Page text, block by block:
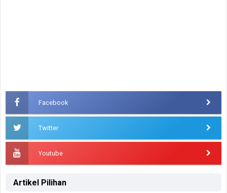
Facebook
Twitter
Youtube
Artikel Pilihan